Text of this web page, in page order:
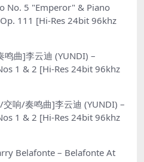
No. 5 "Emperor" & Piano
111 [Hi-Res 24bit 96khz
鸣曲]李云迪 (YUNDI) –
1 & 2 [Hi-Res 24bit 96khz
交响/奏鸣曲]李云迪 (YUNDI) –
1 & 2 [Hi-Res 24bit 96khz
Belafonte – Belafonte At